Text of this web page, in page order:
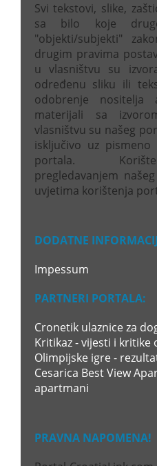
Svi tekstovi, slike,
sa bilo koje
"objekti/subjekti"
drugim pravima
u vlasništvu su
određenu sliku ili
odobrenje nositelja
materijali sa
vlasništvu su našeg
isključivo uz
portala.
pregledavanjem
uvjetima korištenja
DODATNE
Impessum
PARTNERI PORTALA:
Cronetik ulaznice za
Kritikaz - vijesti i kritike
Olimpijske igre -
Cesarica Best View
apartmani
PRAVNA NAPOMENA!